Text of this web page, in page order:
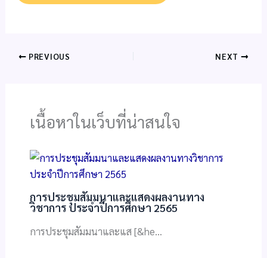
PREVIOUS NEXT
เนื้อหาในเว็บที่น่าสนใจ
การประชุมสัมมนาและแสดงผลงานทาง
วิชาการ ประจําปีการศึกษา 2565
การประชุมสัมมนาและแส [&he…